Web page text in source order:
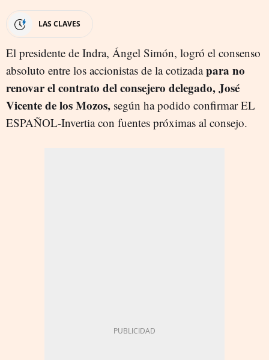
LAS CLAVES
El presidente de Indra, Ángel Simón, logró el consenso
absoluto entre los accionistas de la cotizadapara no
renovar el contrato del consejero delegado, José
Vicente de los Mozos, según ha podido confirmar EL
ESPAÑOL-Invertia con fuentes próximas al consejo.